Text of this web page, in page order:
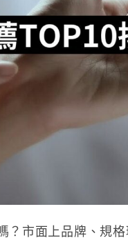
？市面上品牌、規